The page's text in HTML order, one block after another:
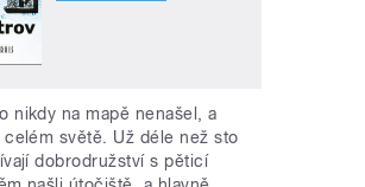
nikdy na mapě nenašel, a
světě. Už déle než sto
dobrodružství s pěticí